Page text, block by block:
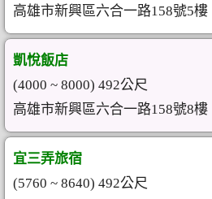
高雄市新興區六合一路158號5樓
凱悅飯店
(4000 ~ 8000) 492公尺
高雄市新興區六合一路158號8樓
宜三弄旅宿
(5760 ~ 8640) 492公尺